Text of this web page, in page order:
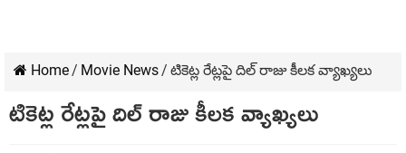
Home/ Movie News/ టికెట్ల రేట్లపై దిల్ రాజు కీలక వ్యాఖ్యలు
టికెట్ల రేట్లపై దిల్ రాజు కీలక వ్యాఖ్యలు